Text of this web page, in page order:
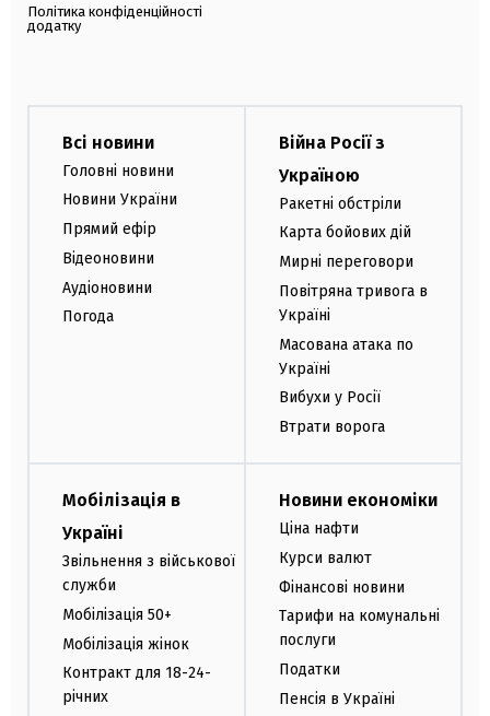
Політика конфіденційності
додатку
Всі новини
Головні новини
Новини України
Прямий ефір
Відеоновини
Аудіоновини
Погода
Війна Росії з
Україною
Ракетні обстріли
Карта бойових дій
Мирні переговори
Повітряна тривога в
Україні
Масована атака по
Україні
Вибухи у Росії
Втрати ворога
Мобілізація в
Україні
Звільнення з військової
служби
Мобілізація 50+
Мобілізація жінок
Контракт для 18-24-
річних
Новини економіки
Ціна нафти
Курси валют
Фінансові новини
Тарифи на комунальні
послуги
Податки
Пенсія в Україні